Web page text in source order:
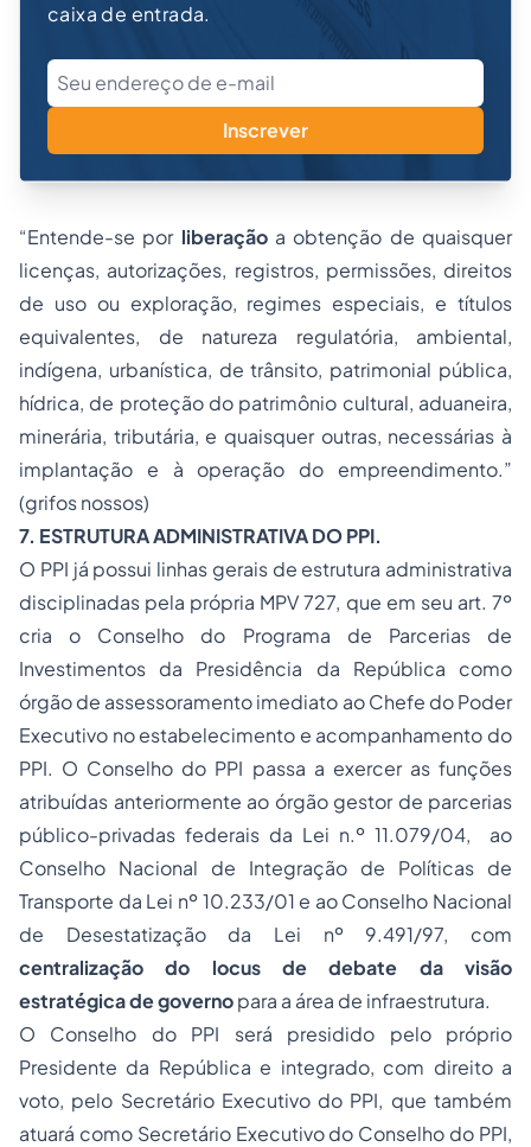
caixa de entrada.
Inscrever
“Entende-se por liberaçãoa obtenção de quaisquer
licenças, autorizações, registros, permissões, direitos
de uso ou exploração, regimes especiais, e títulos
equivalentes, de natureza regulatória, ambiental,
indígena, urbanística, de trânsito, patrimonial pública,
hídrica, de proteção do patrimônio cultural, aduaneira,
minerária, tributária, e quaisquer outras, necessárias à
implantação e à operação do empreendimento.”
(grifos nossos)
7. ESTRUTURA ADMINISTRATIVA DO PPI.
O PPI já possui linhas gerais de estrutura administrativa
disciplinadas pela própria MPV 727, que em seu art. 7º
cria o Conselho do Programa de Parcerias de
Investimentos da Presidência da República como
órgão de assessoramento imediato ao Chefe do Poder
Executivo no estabelecimento e acompanhamento do
PPI. O Conselho do PPI passa a exercer as funções
atribuídas anteriormente ao órgão gestor de parcerias
público-privadas federais da Lei n.º 11.079/04, ao
Conselho Nacional de Integração de Políticas de
Transporte da Lei nº 10.233/01 e ao Conselho Nacional
de Desestatização da Lei nº 9.491/97, com
centralização do locusde debate da visão
estratégica de governopara a área de infraestrutura.
O Conselho do PPI será presidido pelo próprio
Presidente da República e integrado, com direito a
voto, pelo Secretário Executivo do PPI, que também
atuará como Secretário Executivo do Conselho do PPI,